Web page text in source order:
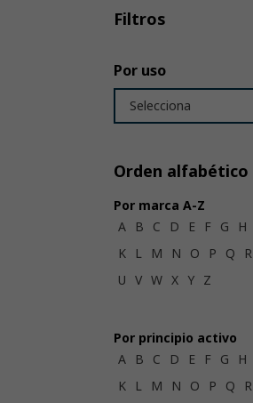
Filtros
Por uso
Selecciona
Orden alfabético
Por marca A-Z
A
B C D E F G H
K
L M N O P Q R
U V W X Y Z
Por principio activo
A
B C D E F G H
K
L M N O P Q R